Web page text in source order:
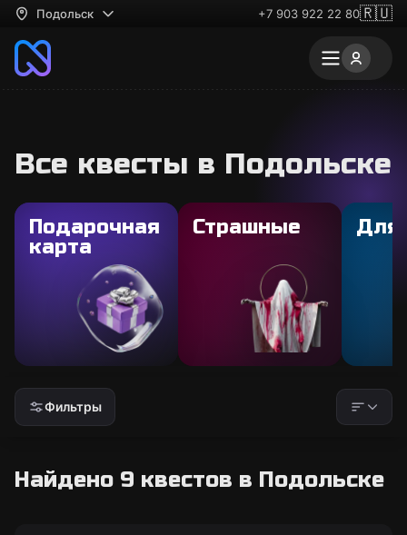
Подольск +7 903 922 22 80🇷🇺
Все квесты в Подольске
Подарочная
карта
Страшные Для
Фильтры
Найдено 9 квестов в Подольске